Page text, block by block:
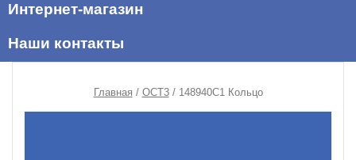
Интернет-магазин
Наши контакты
Главная / ОСТ3/ 148940C1 Кольцо